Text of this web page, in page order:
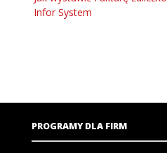
Infor System
PROGRAMY DLA FIRM